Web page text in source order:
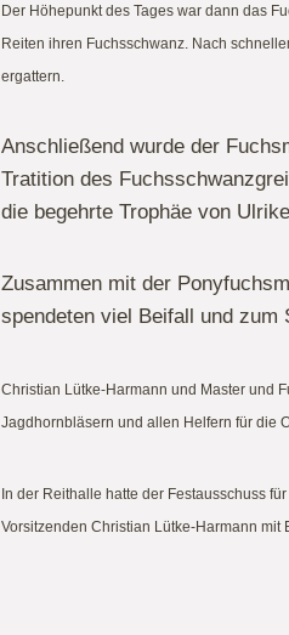
Der Höhepunkt des Tages war dann das
Reiten ihren Fuchsschwanz. Nach
ergattern.
Anschließend wurde der
Tratition des
die begehrte Trophäe von
Zusammen mit der
spendeten viel Beifall und zum
Christian Lütke-Harmann und Master und
Jagdhornbläsern und allen Helfern für die
In der Reithalle hatte der Festausschuss
Vorsitzenden Christian Lütke-Harmann mit